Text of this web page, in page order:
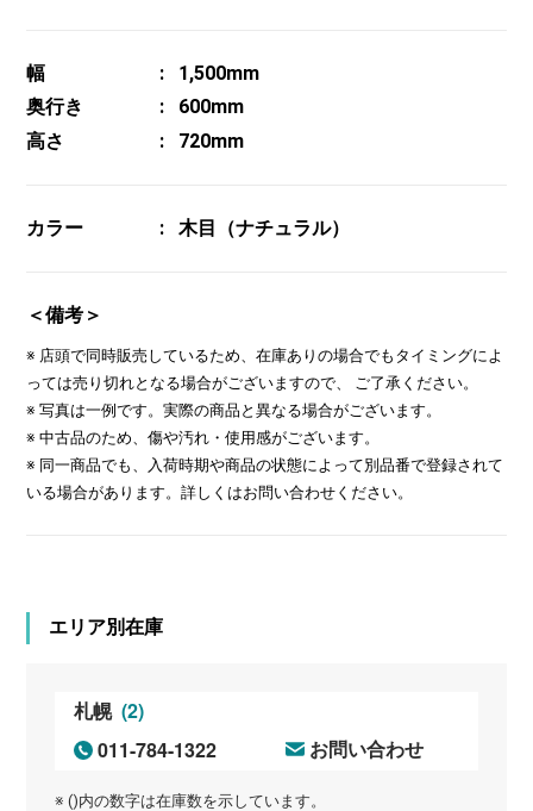
幅
1,500mm
奥行き
600mm
高さ
720mm
カラー 木目（ナチュラル）
＜備考＞
※ 店頭で同時販売しているため、在庫ありの場合でもタイミングによ
っては売り切れとなる場合がございますので、 ご了承ください。
※ 写真は一例です。実際の商品と異なる場合がございます。
※ 中古品のため、傷や汚れ・使用感がございます。
※ 同一商品でも、入荷時期や商品の状態によって別品番で登録されて
いる場合があります。詳しくはお問い合わせください。
エリア別在庫
札幌 (2)
011-784-1322
お問い合わせ
※ ()内の数字は在庫数を示しています。